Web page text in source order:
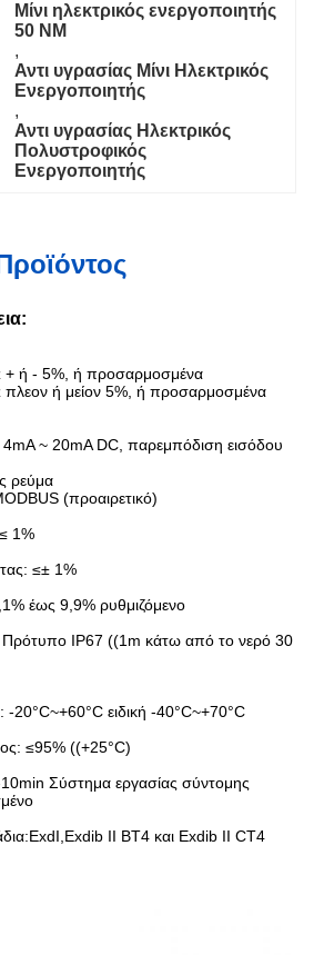
Μίνι ηλεκτρικός ενεργοποιητής
50 NM
,
Αντι υγρασίας Μίνι Ηλεκτρικός
Ενεργοποιητής
,
Αντι υγρασίας Ηλεκτρικός
Πολυστροφικός
Ενεργοποιητής
+ ή - 5%, ή προσαρμοσμένα
ή μείον 5%, ή προσαρμοσμένα
~ 20mA DC, παρεμπόδιση εισόδου
ρεύμα
(προαιρετικό)
1%
≤± 1%
έως 9,9% ρυθμιζόμενο
IP67 ((1m κάτω από το νερό 30
20°C~+60°C ειδική -40°C~+70°C
≤95% ((+25°C)
Σύστημα εργασίας σύντομης
II BT4 και Exdib II CT4